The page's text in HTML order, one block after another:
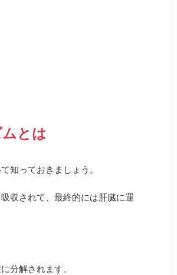
とは
知っておきましょう。
収されて、最終的には肝臓に運
分解されます。